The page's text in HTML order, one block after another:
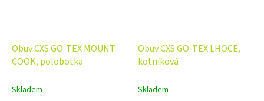
Obuv CXS GO-TEX MOUNT
COOK, polobotka
Skladem
Obuv CXS GO-TEX LHOCE,
kotníková
Skladem